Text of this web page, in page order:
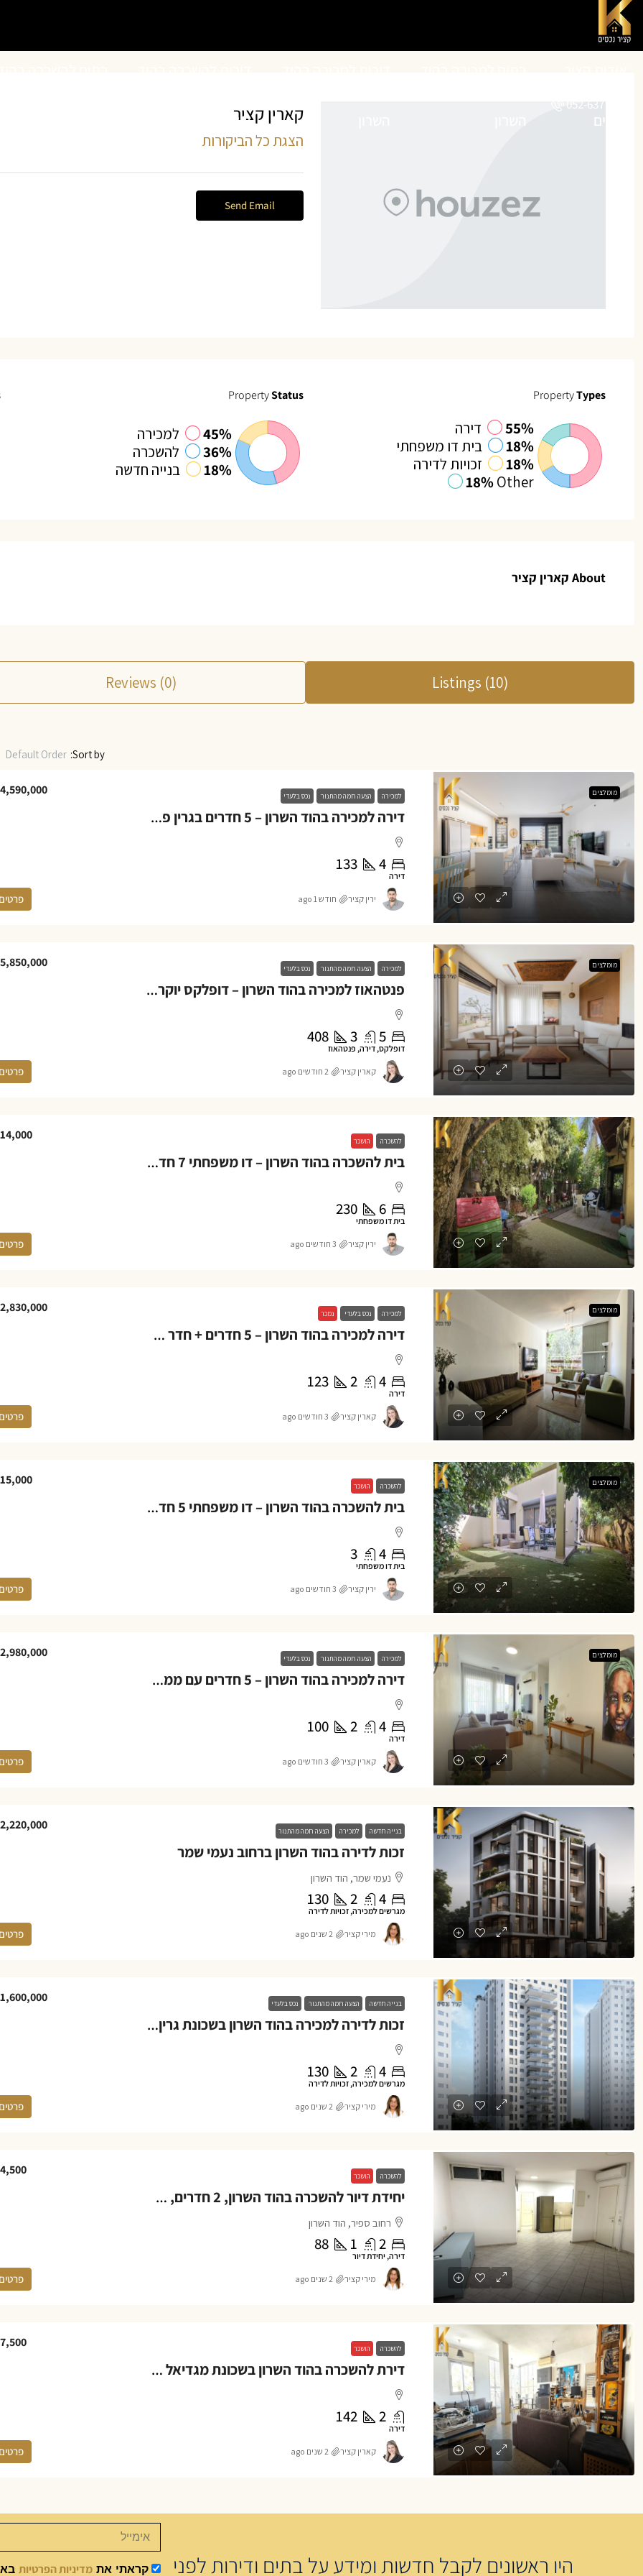
נכסים השרון
052-6377072 קארין קציר
הצגת כל הביקורות
Send Email
PropertyTypes
55%
דירה
18%
בית דו משפחתי
18%
זכויות לדירה
18%Other
PropertyStatus
45%
למכירה
36%
להשכרה
18%
בנייה חדשה
About קארין קציר
Listings (10)
Reviews (0)
Sort by:
Default Order
מומלצים למכירה הצעה חמה מהתנור נכס בלעדי
דירה למכירה בהוד השרון – 5 חדרים בגרין פארק החדשה
4
133
דירה
ירין קציר חודש 1 ago
מומלצים למכירה הצעה חמה מהתנור נכס בלעדי
פנטהאוז למכירה בהוד השרון – דופלקס יוקרתי 5 חדרים במגדיאל
5
3
408
דופלקס, דירה, פנטהאוז
קארין קציר 2 חודשים ago
להשכרה הושכר
בית להשכרה בהוד השרון – דו משפחתי 7 חדרים במערב הוד השרון
6
230
בית דו משפחתי
ירין קציר 3 חודשים ago
מומלצים למכירה נכס בלעדי נמכר
דירה למכירה בהוד השרון – 5 חדרים + חדר עבודה במגדיאל, רחוב רעות
4
2
123
דירה
קארין קציר 3 חודשים ago
מומלצים להשכרה הושכר
בית להשכרה בהוד השרון – דו משפחתי 5 חדרים בשכונת גלגל המזלות
4
3
בית דו משפחתי
ירין קציר 3 חודשים ago
מומלצים למכירה הצעה חמה מהתנור נכס בלעדי
דירה למכירה בהוד השרון – 5 חדרים עם ממ”ד ומרפסת במגדיאל
4
2
100
דירה
קארין קציר 3 חודשים ago
בנייה חדשה למכירה הצעה חמה מהתנור
זכות לדירה בהוד השרון ברחוב נעמי שמר
נעמי שמר, הוד השרון
4
2
130
מגרשים למכירה, זכויות לדירה
מירי קציר 2 שנים ago
בנייה חדשה הצעה חמה מהתנור נכס בלעדי
זכות לדירה למכירה בהוד השרון בשכונת גרין פארק החדשה במגדל
4
2
130
מגרשים למכירה, זכויות לדירה
מירי קציר 2 שנים ago
להשכרה הושכר
יחידת דיור להשכרה בהוד השרון, 2 חדרים, שכונת כפר הדר
רחוב ספיר, הוד השרון
2
1
88
דירה, יחידת דיור
מירי קציר 2 שנים ago
להשכרה הושכר
דירת להשכרה בהוד השרון בשכונת מגדיאל ברחוב רעות
2
142
דירה
קארין קציר 2 שנים ago
היו ראשונים לקבל חדשות ומידע על בתים ודירות לפני קראתי את מדיניות הפרטיות